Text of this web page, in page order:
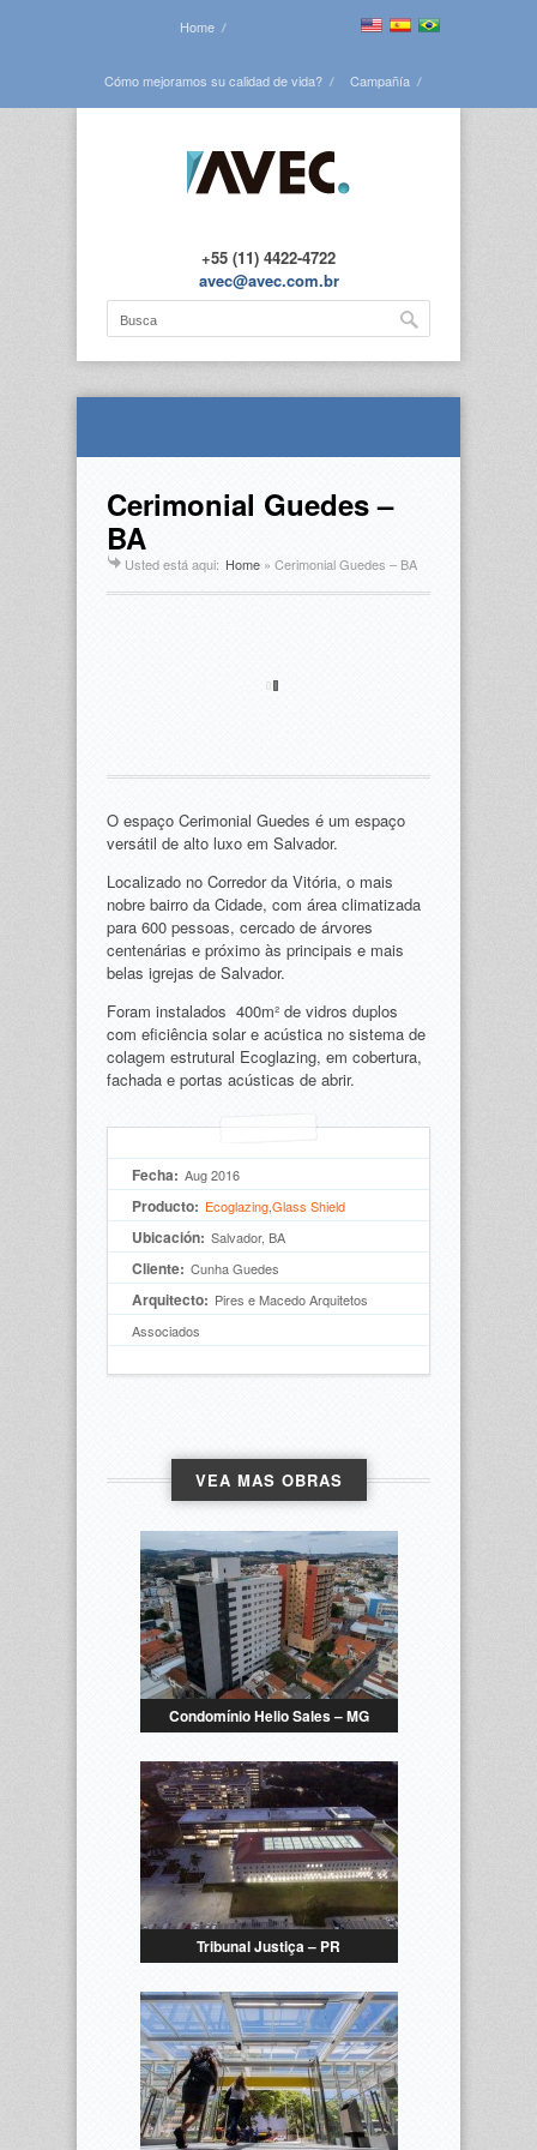
Home
Cómo mejoramos su calidad de vida? Campañía
+55 (11) 4422-4722
avec@avec.com.br
Cerimonial Guedes –
BA
Usted está aqui: Home » Cerimonial Guedes – BA
O espaço Cerimonial Guedes é um espaço
versátil de alto luxo em Salvador.
Localizado no Corredor da Vitória, o mais
nobre bairro da Cidade, com área climatizada
para 600 pessoas, cercado de árvores
centenárias e próximo às principais e mais
belas igrejas de Salvador.
Foram instalados 400m² de vidros duplos
com eficiência solar e acústica no sistema de
colagem estrutural Ecoglazing, em cobertura,
fachada e portas acústicas de abrir.
Fecha: Aug 2016
Producto: EcoglazingGlass Shield
Ubicación: Salvador, BA
Cliente: Cunha Guedes
Arquitecto: Pires e Macedo Arquitetos
Associados
VEA MAS OBRAS
Condomínio Helio Sales – MG
Tribunal Justiça – PR